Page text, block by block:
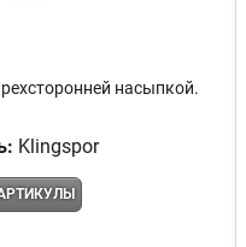
насыпкой.
Klingspor